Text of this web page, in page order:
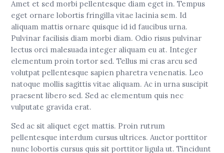
Amet et sed morbi pellentesque diam eget in. Tempus
eget ornare lobortis fringilla vitae lacinia sem. Id
aliquam mattis ornare quisque id id faucibus urna.
Pulvinar facilisis diam morbi diam. Odio risus pulvinar
lectus orci malesuada integer aliquam eu at. Integer
elementum proin tortor sed. Tellus mi cras arcu sed
volutpat pellentesque sapien pharetra venenatis. Leo
natoque mollis sagittis vitae aliquam. Ac in urna suscipit
praesent libero sed. Sed ac elementum quis nec
vulputate gravida erat.
Sed ac sit aliquet eget mattis. Proin rutrum
pellentesque interdum cursus ultrices. Auctor porttitor
nunc lobortis cursus quis sit porttitor ligula ut. Tincidunt